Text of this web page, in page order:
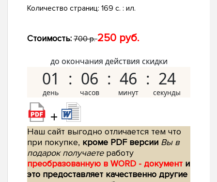
Количество страниц: 169 с. : ил.
Стоимость: 700 р.250 руб.
до окончания действия скидки
01 06 46 23
+
Наш сайт выгодно отличается тем что
при покупке, кроме PDF версии Вы в
подарок получаетеработу
преобразованную в WORD - документ и
это предоставляет качественно другие